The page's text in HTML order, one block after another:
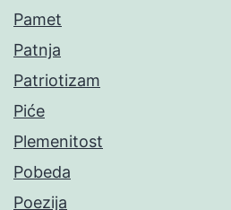
Pamet
Patnja
Patriotizam
Piće
Plemenitost
Pobeda
Poezija